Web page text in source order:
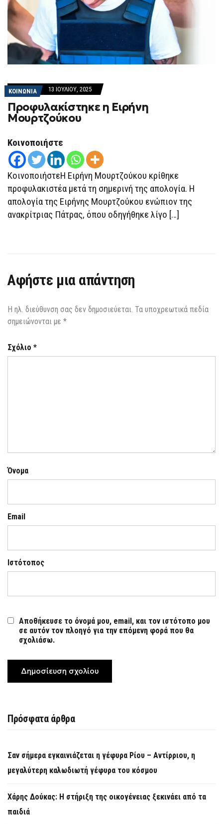
ΚΟΙΝΩΝΙΑ 13 ΙΟΥΛΊΟΥ, 2025
Προφυλακίστηκε η Ειρήνη
Μουρτζούκου
Κοινοποιήστε
ΚοινοποιήστεΗ Ειρήνη Μουρτζούκου κρίθηκε
προφυλακιστέα μετά τη σημερινή της απολογία. Η
απολογία της Ειρήνης Μουρτζούκου ενώπιον της
ανακρίτριας Πάτρας, όπου οδηγήθηκε λίγο […]
Αφήστε μια απάντηση
Η ηλ. διεύθυνση σας δεν δημοσιεύεται. Τα υποχρεωτικά πεδία
σημειώνονται με *
Σχόλιο *
Όνομα
Email
Ιστότοπος
Αποθήκευσε το όνομά μου, email, και τον ιστότοπο μου
σε αυτόν τον πλοηγό για την επόμενη φορά που θα
σχολιάσω.
Πρόσφατα άρθρα
Σαν σήμερα εγκαινιάζεται η γέφυρα Ρίου – Αντίρριου, η
μεγαλύτερη καλωδιωτή γέφυρα του κόσμου
Χάρης Δούκας: Η στήριξη της οικογένειας ξεκινάει από τα
παιδιά